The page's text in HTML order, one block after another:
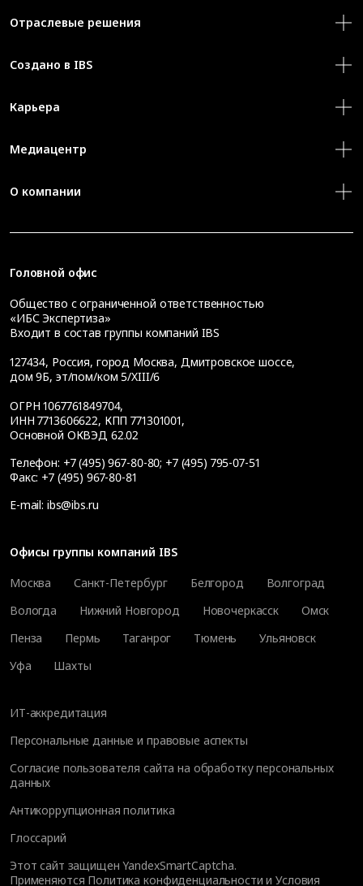
Отраслевые решения
Создано в IBS
Карьера
Медиацентр
О компании
Головной офис
Общество с ограниченной ответственностью
«ИБС Экспертиза»
Входит в состав группы компаний IBS
127434, Россия, город Москва, Дмитровское шоссе,
дом 9Б, эт/пом/ком 5/XIII/6
ОГРН 1067761849704,
ИНН 7713606622, КПП 771301001,
Основной ОКВЭД 62.02
Телефон: +7 (495) 967-80-80; +7 (495) 795-07-51
Факс: +7 (495) 967-80-81
E-mail: ibs@ibs.ru
Офисы группы компаний IBS
Москва
Санкт-Петербург Белгород
Волгоград
Вологда
Нижний Новгород Новочеркасск
Омск
Пенза
Пермь Таганрог Тюмень
Ульяновск
Уфа
Шахты
ИТ-аккредитация
Персональные данные и правовые аспекты
Согласие пользователя сайта на обработку персональных
данных
Антикоррупционная политика
Глоссарий
Этот сайт защищен YandexSmartCaptcha.
Применяются Политика конфиденциальности иУсловия